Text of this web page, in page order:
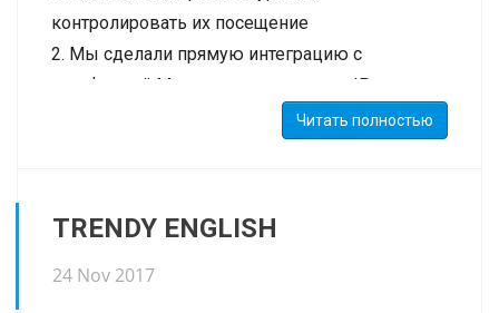
контролировать их посещение
2. Мы сделали прямую интеграцию с
телефонией Манго, лидером рынка IP-
4. Рассылки со страницы группы - наконец-то!
все просили! К рассылке можно
Читать полностью
TRENDY ENGLISH
24 Nov 2017